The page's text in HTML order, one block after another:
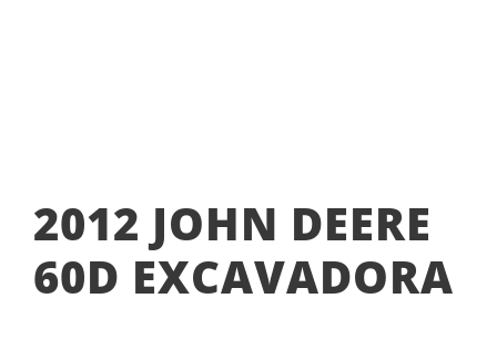
2012 JOHN DEERE
60D EXCAVADORA